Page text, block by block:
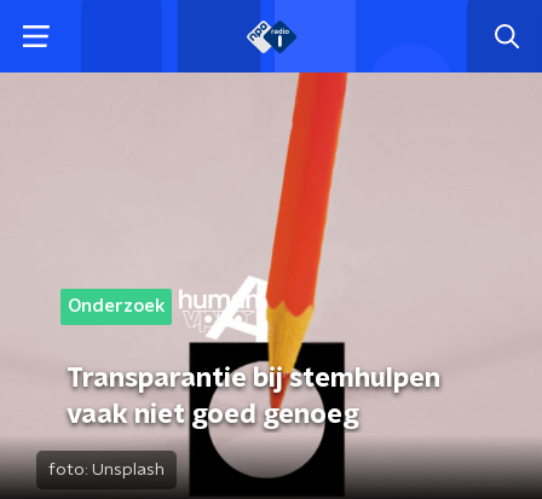
Onderzoek
Transparantie bij stemhulpen
vaak niet goed genoeg
foto: Unsplash